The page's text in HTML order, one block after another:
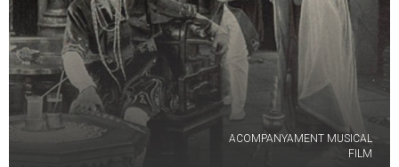
ACOMPANYAMENT MUSICAL
FILM